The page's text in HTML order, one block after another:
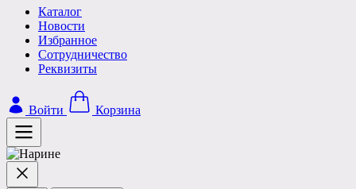
Каталог
Новости
Избранное
Сотрудничество
Реквизиты
Войти Корзина